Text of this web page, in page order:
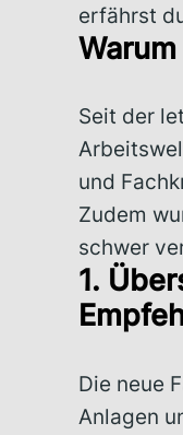
erfährst
Seit der
und
Zudem
schwer
1.
Die neue
Anlagen